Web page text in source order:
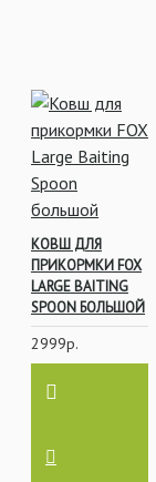
КОВШ ДЛЯ
ПРИКОРМКИ FOX
LARGE BAITING
SPOON БОЛЬШОЙ
2999р.